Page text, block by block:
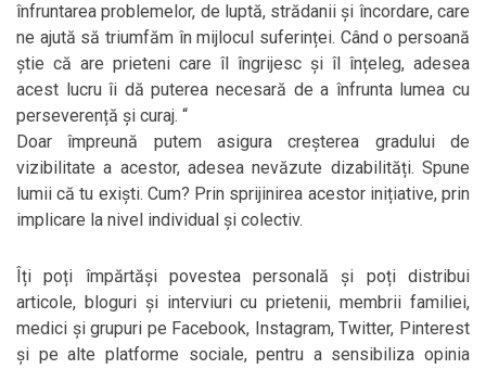
înfruntarea problemelor, de luptă, strădanii și încordare, care
ne ajută să triumfăm în mijlocul suferinței. Când o persoană
știe că are prieteni care îl îngrijesc și îl înțeleg, adesea
acest lucru îi dă puterea necesară de a înfrunta lumea cu
perseverență și curaj. “
Doar împreună putem asigura creșterea gradului de
vizibilitate a acestor, adesea nevăzute dizabilități. Spune
lumii că tu exiști. Cum? Prin sprijinirea acestor inițiative, prin
implicare la nivel individual și colectiv.
Îți poți împărtăși povestea personală și poți distribui
articole, bloguri și interviuri cu prietenii, membrii familiei,
medici și grupuri pe Facebook, Instagram, Twitter, Pinterest
și pe alte platforme sociale, pentru a sensibiliza opinia